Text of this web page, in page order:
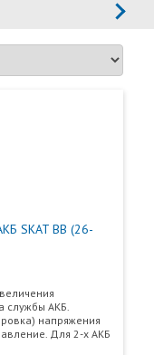
SKAT BB (26-
службы АКБ.
напряжения
Для 2-х АКБ